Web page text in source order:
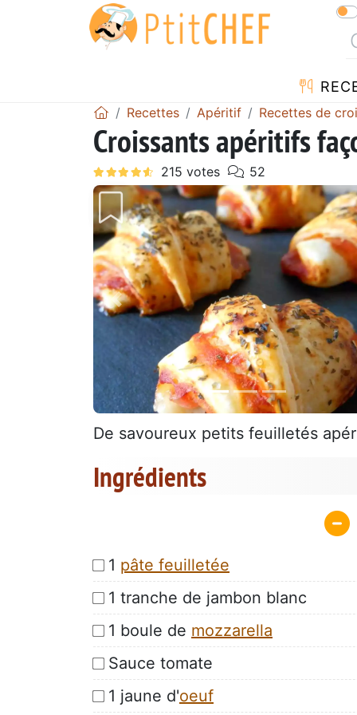
Recettes Apéritif Recettes de
Croissants apéritifs
Précédent
De savoureux petits feuilletés
Ingrédients
1 pâte feuilletée
1 tranche de jambon blanc
1 boule de mozzarella
Sauce tomate
1 jaune d'oeuf